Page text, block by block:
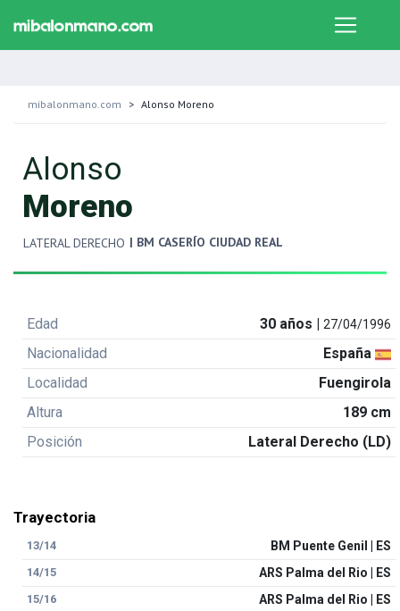
mibalonmano.com Alonso Moreno
Alonso
Moreno
LATERAL DERECHO | BM CASERÍO CIUDAD REAL
Edad 30 años |27/04/1996
Nacionalidad
España
Localidad
Fuengirola
Altura
189 cm
Posición
Lateral Derecho (LD)
Trayectoria
13/14 BM Puente Genil | ES
14/15 ARS Palma del Rio | ES
15/16 ARS Palma del Rio | ES